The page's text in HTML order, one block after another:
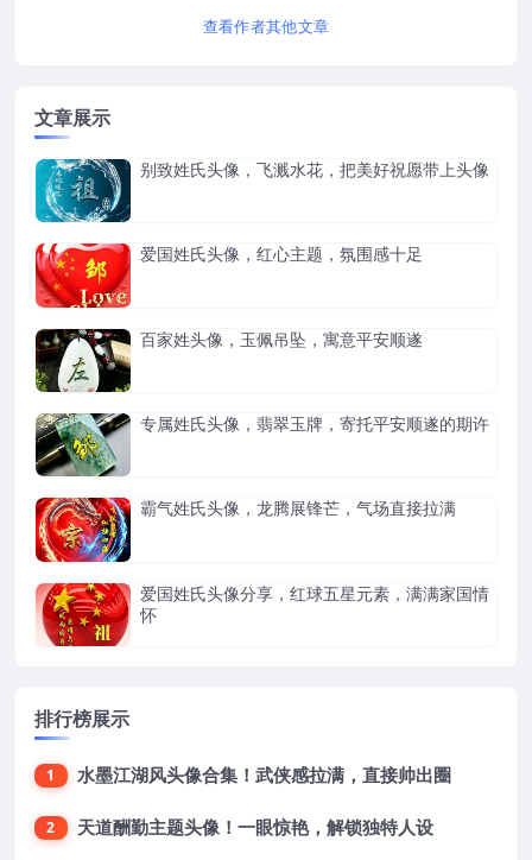
查看作者其他文章
文章展示
别致姓氏头像，飞溅水花，把美好祝愿带上头像
爱国姓氏头像，红心主题，氛围感十足
百家姓头像，玉佩吊坠，寓意平安顺遂
专属姓氏头像，翡翠玉牌，寄托平安顺遂的期许
霸气姓氏头像，龙腾展锋芒，气场直接拉满
爱国姓氏头像分享，红球五星元素，满满家国情
怀
排行榜展示
1 水墨江湖风头像合集！武侠感拉满，直接帅出圈
2 天道酬勤主题头像！一眼惊艳，解锁独特人设